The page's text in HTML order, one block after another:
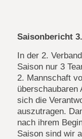
Saisonbericht
In der 2.
Saison nur 3
2. Mannschaft
überschaubaren
sich die
auszutragen.
nach ihrem
Saison sind wir